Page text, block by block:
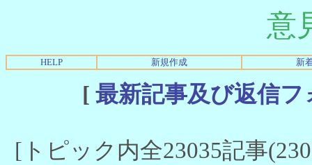
意
HELP 新規作成 新
[ 最新記事及び返信
[トピック内全23035記事